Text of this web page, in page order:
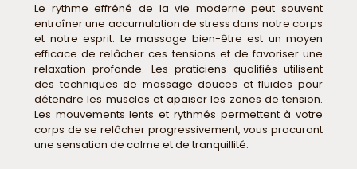
Le rythme effréné de la vie moderne peut souvent
entraîner une accumulation de stress dans notre corps
et notre esprit. Le massage bien-être est un moyen
efficace de relâcher ces tensions et de favoriser une
relaxation profonde. Les praticiens qualifiés utilisent
des techniques de massage douces et fluides pour
détendre les muscles et apaiser les zones de tension.
Les mouvements lents et rythmés permettent à votre
corps de se relâcher progressivement, vous procurant
une sensation de calme et de tranquillité.